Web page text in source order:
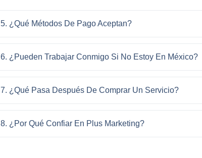
5. ¿Qué Métodos De Pago Aceptan?
6. ¿Pueden Trabajar Conmigo Si No Estoy En México?
7. ¿Qué Pasa Después De Comprar Un Servicio?
8. ¿Por Qué Confiar En Plus Marketing?